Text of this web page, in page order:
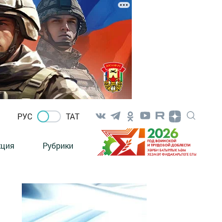
РУС ТАТ
Рубрики